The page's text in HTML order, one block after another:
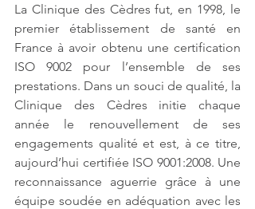
La Clinique des Cèdres fut, en 1998, le
premier établissement de santé en
France à avoir obtenu une certification
ISO 9002 pour l’ensemble de ses
prestations. Dans un souci de qualité, la
Clinique des Cèdres initie chaque
année le renouvellement de ses
engagements qualité et est, à ce titre,
aujourd’hui certifiée ISO 9001:2008. Une
reconnaissance aguerrie grâce à une
équipe soudée en adéquation avec les